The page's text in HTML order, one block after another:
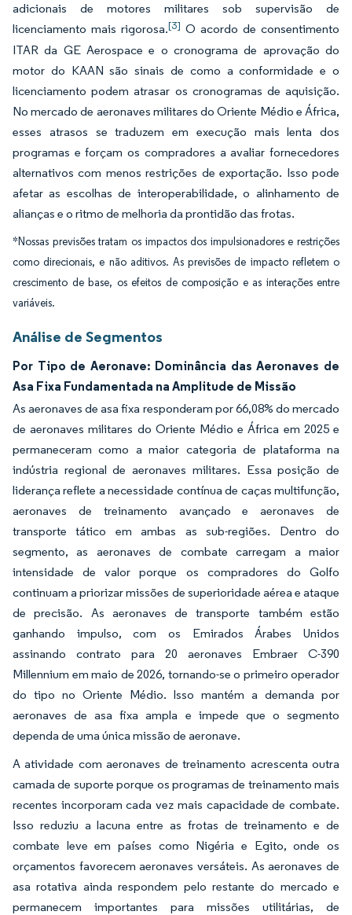
adicionais de motores militares sob supervisão de
licenciamento mais rigorosa.[3] O acordo de consentimento
ITAR da GE Aerospace e o cronograma de aprovação do
motor do KAAN são sinais de como a conformidade e o
licenciamento podem atrasar os cronogramas de aquisição.
No mercado de aeronaves militares do Oriente Médio e África,
esses atrasos se traduzem em execução mais lenta dos
programas e forçam os compradores a avaliar fornecedores
alternativos com menos restrições de exportação. Isso pode
afetar as escolhas de interoperabilidade, o alinhamento de
alianças e o ritmo de melhoria da prontidão das frotas.
*Nossas previsões tratam os impactos dos impulsionadores e restrições
como direcionais, e não aditivos. As previsões de impacto refletem o
crescimento de base, os efeitos de composição e as interações entre
variáveis.
Análise de Segmentos
Por Tipo de Aeronave: Dominância das Aeronaves de
Asa Fixa Fundamentada na Amplitude de Missão
As aeronaves de asa fixa responderam por 66,08% do mercado
de aeronaves militares do Oriente Médio e África em 2025 e
permaneceram como a maior categoria de plataforma na
indústria regional de aeronaves militares. Essa posição de
liderança reflete a necessidade contínua de caças multifunção,
aeronaves de treinamento avançado e aeronaves de
transporte tático em ambas as sub-regiões. Dentro do
segmento, as aeronaves de combate carregam a maior
intensidade de valor porque os compradores do Golfo
continuam a priorizar missões de superioridade aérea e ataque
de precisão. As aeronaves de transporte também estão
ganhando impulso, com os Emirados Árabes Unidos
assinando contrato para 20 aeronaves Embraer C-390
Millennium em maio de 2026, tornando-se o primeiro operador
do tipo no Oriente Médio. Isso mantém a demanda por
aeronaves de asa fixa ampla e impede que o segmento
dependa de uma única missão de aeronave.
A atividade com aeronaves de treinamento acrescenta outra
camada de suporte porque os programas de treinamento mais
recentes incorporam cada vez mais capacidade de combate.
Isso reduziu a lacuna entre as frotas de treinamento e de
combate leve em países como Nigéria e Egito, onde os
orçamentos favorecem aeronaves versáteis. As aeronaves de
asa rotativa ainda respondem pelo restante do mercado e
permanecem importantes para missões utilitárias, de